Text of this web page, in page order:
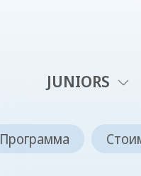
JUNIORS
Программа